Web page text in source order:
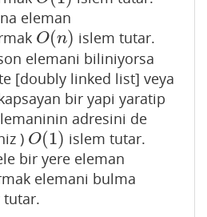
eleman
O(n)
O(n)
islem tutar.
elemani biliniyorsa
[doubly linked list] veya
bir yapi yaratip
adresini de
) O(1)
O(1)
islem tutar.
bir yere eleman
elemani bulma
tutar.